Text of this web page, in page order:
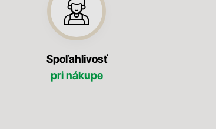
Spoľahlivosť
pri nákupe